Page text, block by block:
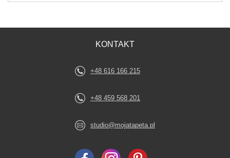
KONTAKT
+48 616 166 215
+48 459 568 201
studio@mojatapeta.pl